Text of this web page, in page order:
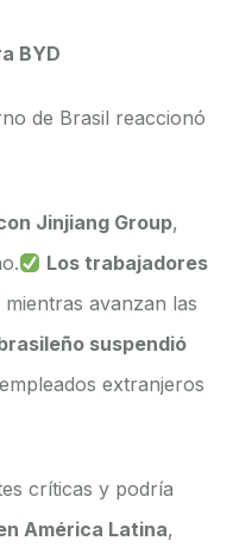
BYD
de Brasil reaccionó
Jinjiang Group,
Los trabajadores
mientras avanzan las
suspendió
extranjeros
críticas y podría
América Latina,